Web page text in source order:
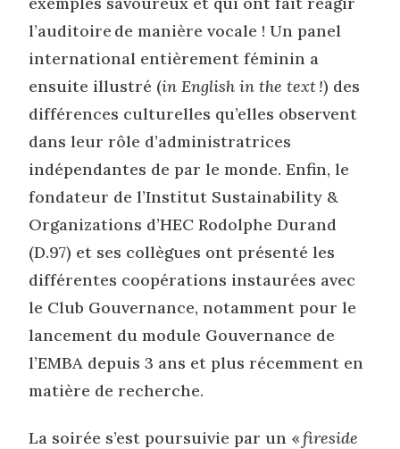
l’auditoire de manière vocale ! Un panel
international entièrement féminin a
ensuite illustré (in English in the text !) des
différences culturelles qu’elles observent
dans leur rôle d’administratrices
indépendantes de par le monde. Enfin, le
fondateur de l’Institut Sustainability &
Organizations d’HEC Rodolphe Durand
(D.97) et ses collègues ont présenté les
différentes coopérations instaurées avec
le Club Gouvernance, notamment pour le
lancement du module Gouvernance de
l’EMBA depuis 3 ans et plus récemment en
matière de recherche.
La soirée s’est poursuivie par un «fireside